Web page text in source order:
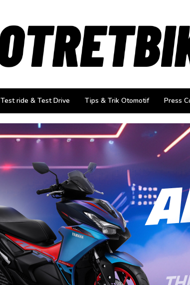
Test ride & Test Drive Tips & Trik Otomotif Press